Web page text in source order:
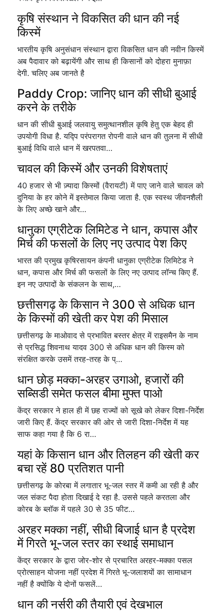
कृषि संस्थान ने विकसित की धान की नई
किस्में
भारतीय कृषि अनुसंधान संस्थान द्वारा विकसित धान की नवीन किस्में
अब पैदावार को बढ़ायेंगी और साथ ही किसानों को दोहरा मुनाफ़ा
देगी. चलिए अब जानते है
Paddy Crop: जानिए धान की सीधी बुआई
करने के तरीके
धान की सीधी बुआई जलवायु समुत्थानशील कृषि हेतु एक बेहद ही
उपयोगी विधा है. यद्पि परंपरागत रोपनी वाले धान की तुलना में सीधी
बुआई विधि वाले धान में खरपतवा…
चावल की किस्में और उनकी विशेषताएं
40 हजार से भी ज़्यादा किस्मों (वैरायटी) में पाए जाने वाले चावल को
दुनिया के हर कोने में इस्तेमाल किया जाता है. एक स्वस्थ जीवनशैली
के लिए अच्छे खाने और…
धानुका एग्रीटेक लिमिटेड ने धान, कपास और
मिर्च की फसलों के लिए नए उत्पाद पेश किए
भारत की प्रमुख कृषिरसायन कंपनी धानुका एग्रीटेक लिमिटेड ने
धान, कपास और मिर्च की फसलों के लिए नए उत्पाद लॉन्च किए हैं.
इन नए उत्पादों के संकलन के साथ,…
छत्तीसगढ़ के किसान ने 300 से अधिक धान
के किस्मों की खेती कर पेश की मिसाल
छत्तीसगढ़ के माओवाद से प्रभावित बस्तर क्षेत्र में राइसमैन के नाम
से प्रसिद्ध शिवनाथ यादव 300 से अधिक धान की किस्म को
संरक्षित करके उसमें तरह-तरह के प्…
धान छोड़ मक्का-अरहर उगाओ, हजारों की
सब्सिडी समेत फसल बीमा मुफ्त पाओ
केंद्र सरकार ने हाल ही में छह राज्यों को सूखे को लेकर दिशा-निर्देश
जारी किए हैं. केंद्र सरकार की ओर से जारी दिशा-निर्देश में यह
साफ कहा गया है कि 6 रा…
यहां के किसान धान और तिलहन की खेती कर
बचा रहें 80 प्रतिशत पानी
छत्तीसगढ़ के कोरबा में लगातार भू-जल स्तर में कमी आ रही है और
जल संकट पैदा होता दिखाई दे रहा है. उससे पहले करतला और
कोरब के ब्लॉक में पहले 30 से 35 फीट…
अरहर मक्का नहीं, सीधी बिजाई धान है प्रदेश
में गिरते भू-जल स्तर का स्थाई समाधान
केंद्र सरकार के द्वारा जोर-शोर से प्रचारित अरहर-मक्का पसल
प्रोत्साहन योजना नहीं प्रदेश में गिरते भू-जलाशयों का सामाधान
नहीं है क्योंकि ये दोनों फसलें…
धान की नर्सरी की तैयारी एवं देखभाल